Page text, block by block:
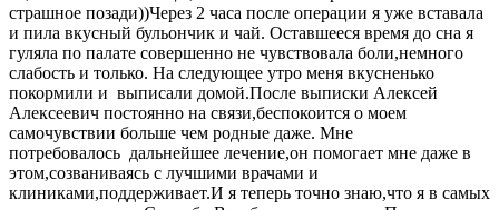
страшное позади))Через 2 часа после операции я уже вставала
и пила вкусный бульончик и чай. Оставшееся время до сна я
гуляла по палате совершенно не чувствовала боли,немного
слабость и только. На следующее утро меня вкусненько
покормили и выписали домой.После выписки Алексей
Алексеевич постоянно на связи,беспокоится о моем
самочувствии больше чем родные даже. Мне
потребовалось дальнейшее лечение,он помогает мне даже в
этом,созваниваясь с лучшими врачами и
клиниками,поддерживает.И я теперь точно знаю,что я в самых